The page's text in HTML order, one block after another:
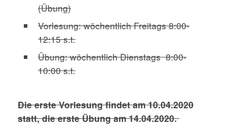
(Übung)
Vorlesung: wöchentlich Freitags 8:00-
12:15 s.t.
Übung: wöchentlich Dienstags 8:00-
10:00 s.t.
Die erste Vorlesung findet am 10.04.2020
statt, die erste Übung am 14.04.2020.